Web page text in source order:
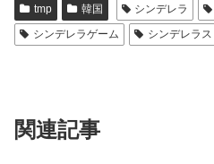
tmp 韓国 シンデレラ
シンデレラゲーム
シンデレラ
関連記事